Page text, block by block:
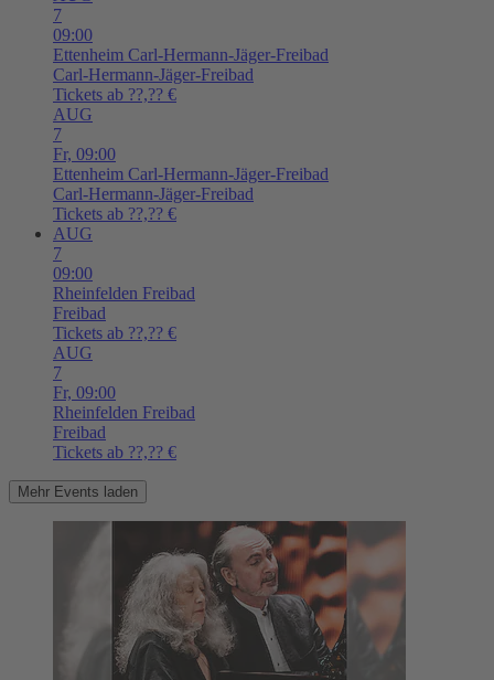
7
09:00
Ettenheim Carl-Hermann-Jäger-Freibad
Carl-Hermann-Jäger-Freibad
Tickets ab ??,?? €
AUG
7
Fr, 09:00
Ettenheim Carl-Hermann-Jäger-Freibad
Carl-Hermann-Jäger-Freibad
Tickets ab ??,?? €
AUG
7
09:00
Rheinfelden Freibad
Freibad
Tickets ab ??,?? €
AUG
7
Fr, 09:00
Rheinfelden Freibad
Freibad
Tickets ab ??,?? €
Mehr Events laden